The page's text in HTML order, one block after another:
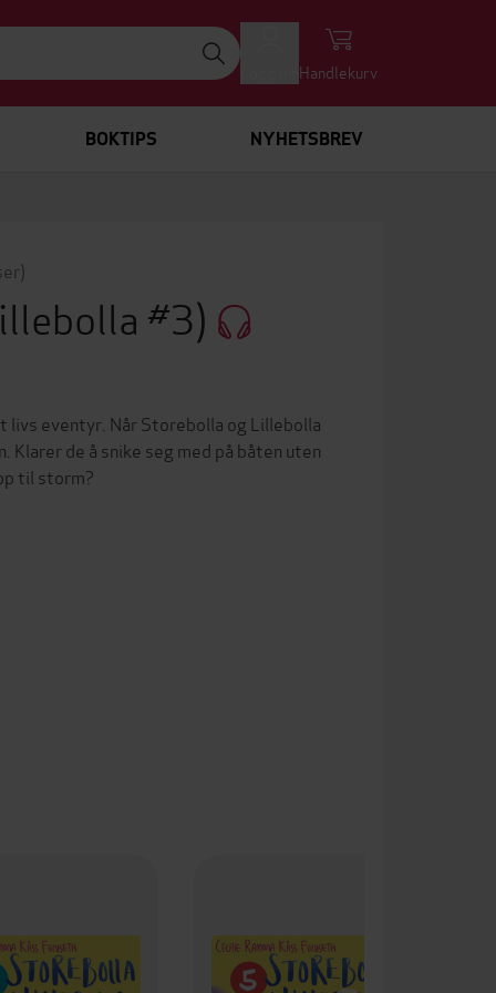
Handlekurv
BOKTIPS NYHETSBREV
#3)
livs eventyr. Når Storebolla og Lillebolla
de å snike seg med på båten uten
til storm?